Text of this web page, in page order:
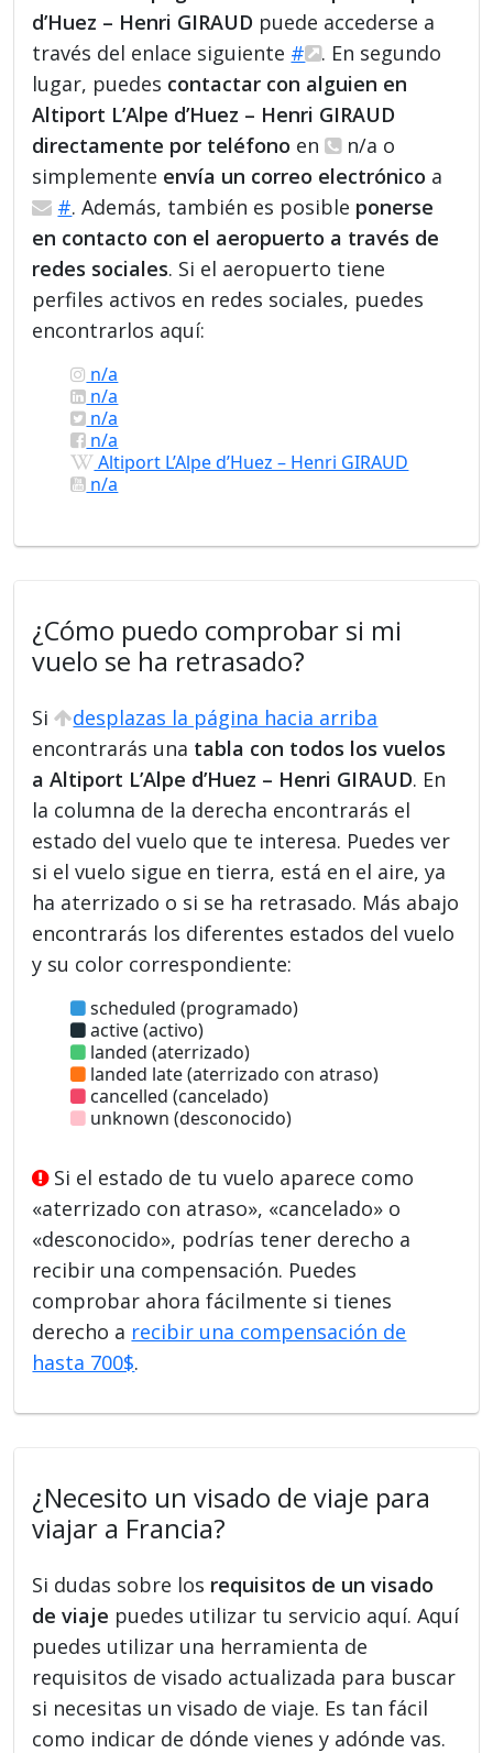
d’Huez – Henri GIRAUD puede accederse a
través del enlace siguiente #
. En segundo
lugar, puedes contactar con alguien en
Altiport L’Alpe d’Huez – Henri GIRAUD
directamente por teléfono en
n/a o
simplemente envía un correo electrónico a
#. Además, también es posible ponerse
en contacto con el aeropuerto a través de
redes sociales. Si el aeropuerto tiene
perfiles activos en redes sociales, puedes
encontrarlos aquí:
n/a
n/a
n/a
n/a
Altiport L’Alpe d’Huez – Henri GIRAUD
n/a
¿Cómo puedo comprobar si mi
vuelo se ha retrasado?
Si
desplazas la página hacia arriba
encontrarás una tabla con todos los vuelos
a Altiport L’Alpe d’Huez – Henri GIRAUD. En
la columna de la derecha encontrarás el
estado del vuelo que te interesa. Puedes ver
si el vuelo sigue en tierra, está en el aire, ya
ha aterrizado o si se ha retrasado. Más abajo
encontrarás los diferentes estados del vuelo
y su color correspondiente:
scheduled (programado)
active (activo)
landed (aterrizado)
landed late (aterrizado con atraso)
cancelled (cancelado)
unknown (desconocido)
Si el estado de tu vuelo aparece como
«aterrizado con atraso», «cancelado» o
«desconocido», podrías tener derecho a
recibir una compensación. Puedes
comprobar ahora fácilmente si tienes
derecho a recibir una compensación de
hasta 700$.
¿Necesito un visado de viaje para
viajar a Francia?
Si dudas sobre los requisitos de un visado
de viaje puedes utilizar tu servicio aquí. Aquí
puedes utilizar una herramienta de
requisitos de visado actualizada para buscar
si necesitas un visado de viaje. Es tan fácil
como indicar de dónde vienes y adónde vas.